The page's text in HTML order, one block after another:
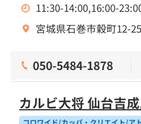
11:30-14:00,16:00-
宮城県石巻市穀町12-25
050-5484-1878
カルビ大将 仙台吉